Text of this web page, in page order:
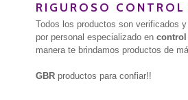
RIGUROSO
Todos los productos son verificados
por personal especializado encontrol
manera te brindamos productos de
GBR productos para confiar!!